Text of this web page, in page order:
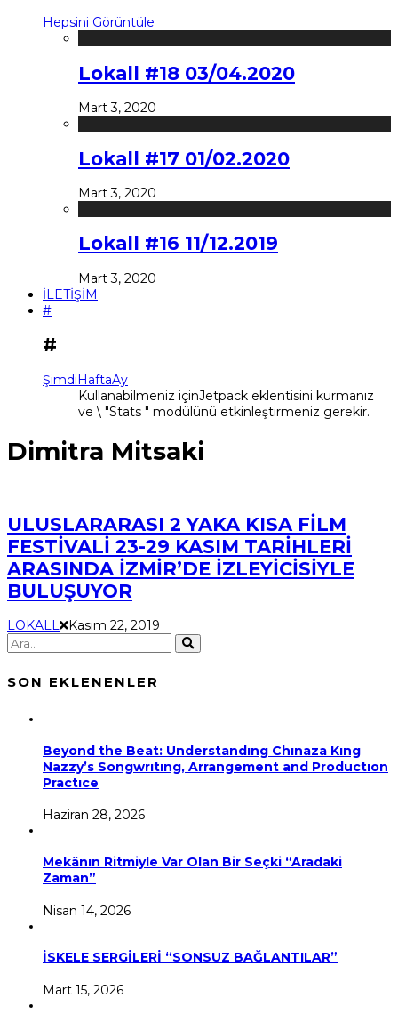
Hepsini Görüntüle
Lokall #18 03/04.2020
Mart 3, 2020
Lokall #17 01/02.2020
Mart 3, 2020
Lokall #16 11/12.2019
Mart 3, 2020
İLETİŞİM
#
#
ŞimdiHaftaAy
Kullanabilmeniz içinJetpack eklentisini kurmanız
ve \ "Stats " modülünü etkinleştirmeniz gerekir.
Dimitra Mitsaki
ULUSLARARASI 2 YAKA KISA FİLM
FESTİVALİ 23-29 KASIM TARİHLERİ
ARASINDA İZMİR’DE İZLEYİCİSİYLE
BULUŞUYOR
LOKALL Kasım 22, 2019
SON EKLENENLER
Beyond the Beat: Understandıng Chınaza Kıng
Nazzy’s Songwrıtıng, Arrangement and Productıon
Practıce
Haziran 28, 2026
Mekânın Ritmiyle Var Olan Bir Seçki “Aradaki
Zaman”
Nisan 14, 2026
İSKELE SERGİLERİ “SONSUZ BAĞLANTILAR”
Mart 15, 2026